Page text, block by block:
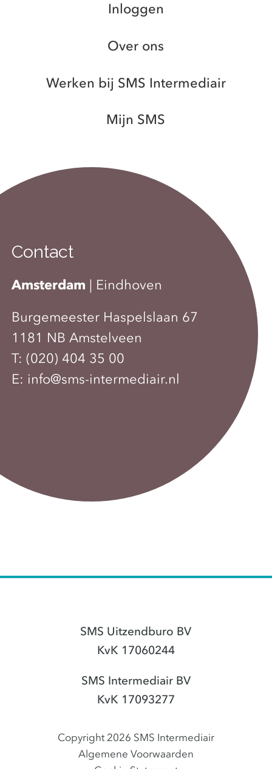
Inloggen
Over ons
Werken bij SMS Intermediair
Mijn SMS
Contact
Amsterdam | Eindhoven
Burgemeester Haspelslaan 67
1181 NB Amstelveen
T:(020) 404 35 00
E: info@sms-intermediair.nl
SMS Uitzendburo BV
KvK 17060244
SMS Intermediair BV
KvK 17093277
Copyright 2026 SMS Intermediair
Algemene Voorwaarden